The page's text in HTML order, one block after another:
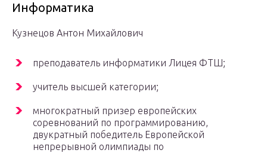
Информатика
Кузнецов Антон Михайлович
преподаватель информатики Лицея ФТШ;
учитель высшей категории;
многократный призер европейских
соревнований по программированию,
двукратный победитель Европейской
непрерывной олимпиады по